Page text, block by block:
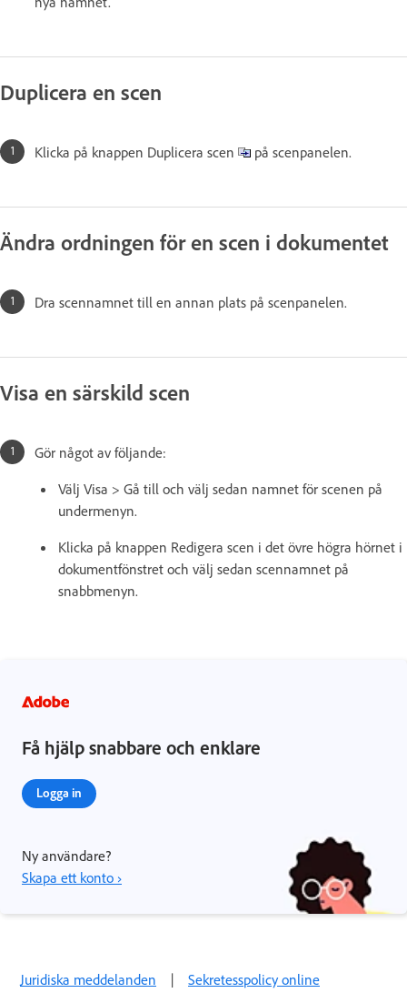
Duplicera en scen
Klicka på knappen Duplicera scen på scenpanelen.
Ändra ordningen för en scen i dokumentet
Dra scennamnet till en annan plats på scenpanelen.
Visa en särskild scen
Gör något av följande:
Välj Visa > Gå till och välj sedan namnet för scenen på
undermenyn.
Klicka på knappen Redigera scen i det övre högra hörnet i
dokumentfönstret och välj sedan scennamnet på
snabbmenyn.
Få hjälp snabbare och enklare
Logga in
Ny användare?
Skapa ett konto ›
Juridiska meddelanden | Sekretesspolicy online